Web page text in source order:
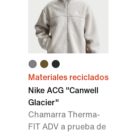
Materiales reciclados
Nike ACG "Canwell
Glacier"
Chamarra Therma-
FIT ADV a prueba de